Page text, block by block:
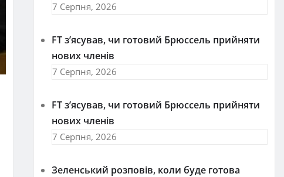
7 Серпня, 2026
FT зʼясував, чи готовий Брюссель прийняти
нових членів
7 Серпня, 2026
FT зʼясував, чи готовий Брюссель прийняти
нових членів
7 Серпня, 2026
Зеленський розповів, коли буде готова